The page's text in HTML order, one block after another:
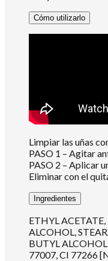
Cómo utilizarlo
Limpiar las uñas
PASO 1 – Agitar
PASO 2 – Aplicar
Eliminar con el
Ingredientes
ETHYL
ALCOHOL,
BUTYL
77007, CI 77266